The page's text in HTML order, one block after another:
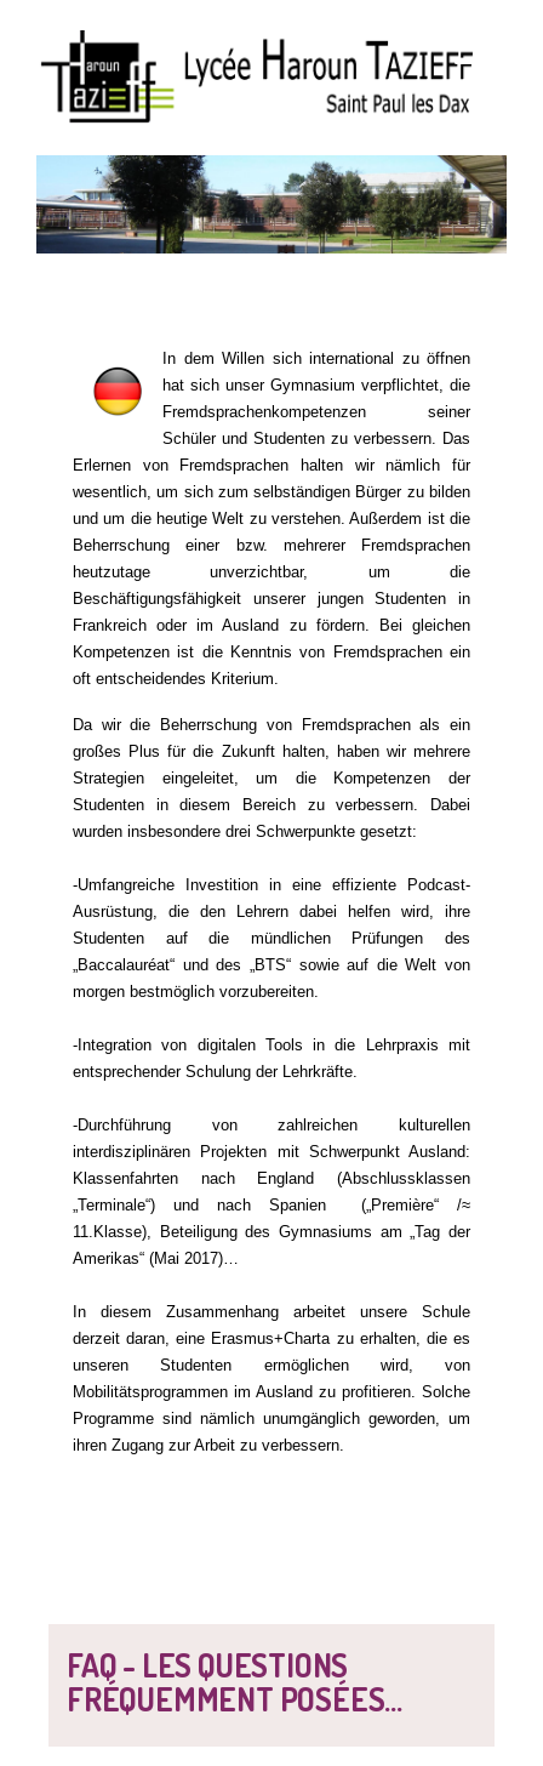
FAQ - LES QUESTIONS
FRÉQUEMMENT POSÉES...
In dem Willen sich international zu öffnen
hat sich unser Gymnasium verpflichtet, die
Fremdsprachenkompetenzen seiner
Schüler und Studenten zu verbessern. Das
Erlernen von Fremdsprachen halten wir nämlich für
wesentlich, um sich zum selbständigen Bürger zu bilden
und um die heutige Welt zu verstehen. Außerdem ist die
Beherrschung einer bzw. mehrerer Fremdsprachen
heutzutage unverzichtbar, um die
Beschäftigungsfähigkeit unserer jungen Studenten in
Frankreich oder im Ausland zu fördern. Bei gleichen
Kompetenzen ist die Kenntnis von Fremdsprachen ein
oft entscheidendes Kriterium.
Da wir die Beherrschung von Fremdsprachen als ein
großes Plus für die Zukunft halten, haben wir mehrere
Strategien eingeleitet, um die Kompetenzen der
Studenten in diesem Bereich zu verbessern. Dabei
wurden insbesondere drei Schwerpunkte gesetzt:
-Umfangreiche Investition in eine effiziente Podcast-
Ausrüstung, die den Lehrern dabei helfen wird, ihre
Studenten auf die mündlichen Prüfungen des
„Baccalauréat“ und des „BTS“ sowie auf die Welt von
morgen bestmöglich vorzubereiten.
-Integration von digitalen Tools in die Lehrpraxis mit
entsprechender Schulung der Lehrkräfte.
-Durchführung von zahlreichen kulturellen
interdisziplinären Projekten mit Schwerpunkt Ausland:
Klassenfahrten nach England (Abschlussklassen
„Terminale“) und nach Spanien („Première“ /≈
11.Klasse), Beteiligung des Gymnasiums am „Tag der
Amerikas“ (Mai 2017)…
In diesem Zusammenhang arbeitet unsere Schule
derzeit daran, eine Erasmus+Charta zu erhalten, die es
unseren Studenten ermöglichen wird, von
Mobilitätsprogrammen im Ausland zu profitieren. Solche
Programme sind nämlich unumgänglich geworden, um
ihren Zugang zur Arbeit zu verbessern.